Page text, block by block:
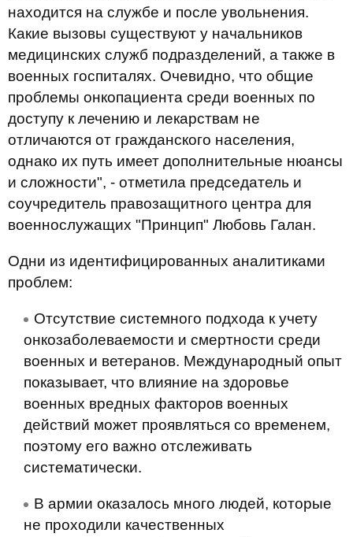
находится на службе и после увольнения.
Какие вызовы существуют у начальников
медицинских служб подразделений, а также в
военных госпиталях. Очевидно, что общие
проблемы онкопациента среди военных по
доступу к лечению и лекарствам не
отличаются от гражданского населения,
однако их путь имеет дополнительные нюансы
и сложности", - отметила председатель и
соучредитель правозащитного центра для
военнослужащих "Принцип" Любовь Галан.
Одни из идентифицированных аналитиками
проблем:
Отсутствие системного подхода к учету
онкозаболеваемости и смертности среди
военных и ветеранов. Международный опыт
показывает, что влияние на здоровье
военных вредных факторов военных
действий может проявляться со временем,
поэтому его важно отслеживать
систематически.
В армии оказалось много людей, которые
не проходили качественных